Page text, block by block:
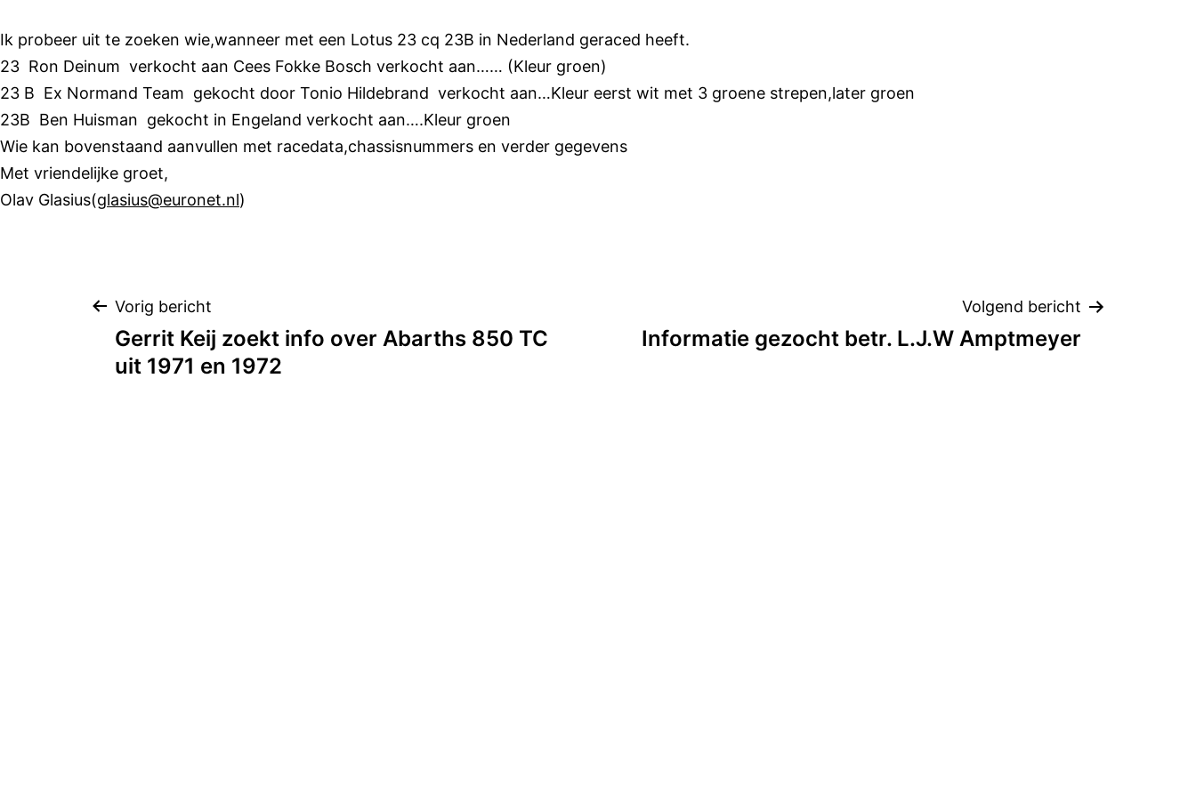
naar
de
inhoud
Ik probeer uit te zoeken wie,wanneer met een Lotus 23 cq 23B in Nederland geraced heeft.
23 Ron Deinum verkocht aan Cees Fokke Bosch verkocht aan…… (Kleur groen)
23 B Ex Normand Team gekocht door Tonio Hildebrand verkocht aan…Kleur eerst wit met 3 groene strepen,later groen
23B Ben Huisman gekocht in Engeland verkocht aan….Kleur groen
Wie kan bovenstaand aanvullen met racedata,chassisnummers en verder gegevens
Met vriendelijke groet,
Olav Glasius(glasius@euronet.nl)
Bericht
navigatie
Vorig bericht
Gerrit Keij zoekt info over Abarths 850 TC
uit 1971 en 1972
Volgend bericht
Informatie gezocht betr. L.J.W Amptmeyer